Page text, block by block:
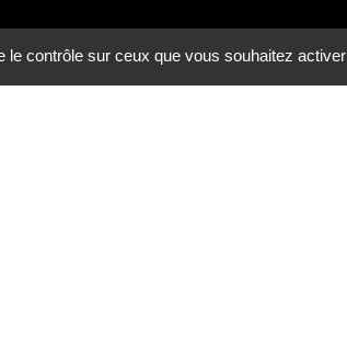
le contrôle sur ceux que vous souhaitez activer